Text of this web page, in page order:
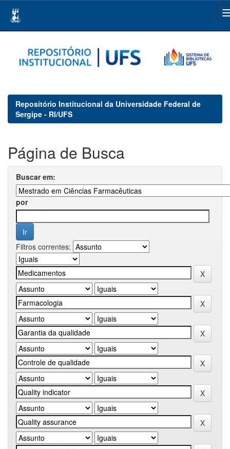
navigation
Repositório Institucional da Universidade Federal de
Sergipe - RI/UFS
Página de Busca
Buscar em:
por
Filtros correntes: